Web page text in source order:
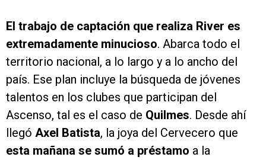
El trabajo de captación que realiza River es
extremadamente minucioso. Abarca todo el
territorio nacional, a lo largo y a lo ancho del
país. Ese plan incluye la búsqueda de jóvenes
talentos en los clubes que participan del
Ascenso, tal es el caso de Quilmes. Desde ahí
llegó Axel Batista, la joya del Cervecero que
esta mañana se sumó a préstamo a la